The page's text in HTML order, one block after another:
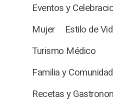
Eventos y
Mujer
Estilo de
Turismo Médico
Familia y Comunidad
Recetas y